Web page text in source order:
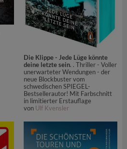
Die Klippe - Jede Lüge könnte
deine letzte sein. . Thriller - Voller
unerwarteter Wendungen - der
neue Blockbuster vom
schwedischen SPIEGEL-
Bestsellerautor! Mit Farbschnitt
in limitierter Erstauflage
von Ulf Kvensler